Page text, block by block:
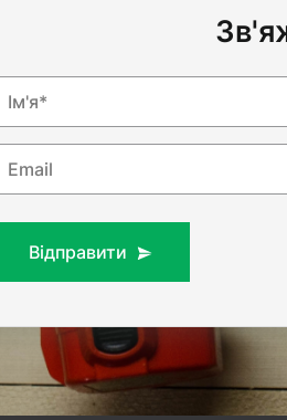
Ім'я*
Email
Відправити